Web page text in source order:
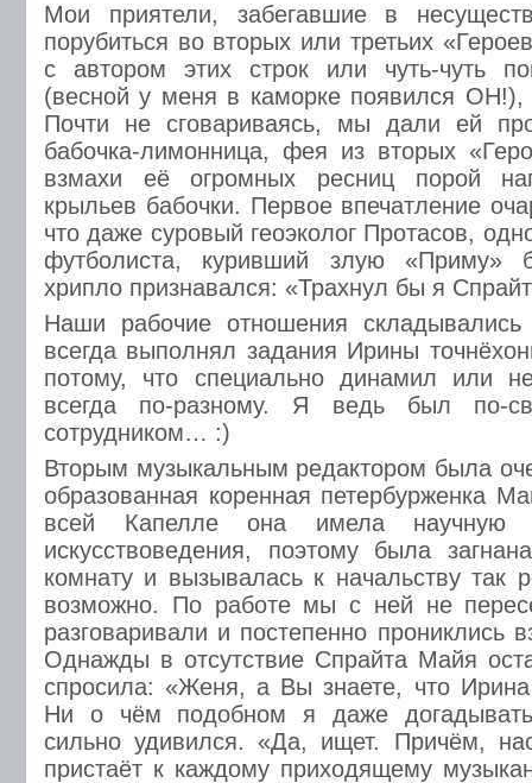
Мои приятели, забегавшие в
порубиться во вторых или третьих
с автором этих строк или чуть-чуть
(весной у меня в каморке появился ОН!),
Почти не сговариваясь, мы дали ей
бабочка-лимонница, фея из вторых
взмахи её огромных ресниц порой
крыльев бабочки. Первое впечатление
что даже суровый геоэколог Протасов,
футболиста, куривший злую «Приму»
хрипло признавался: «Трахнул бы я
Наши рабочие отношения
всегда выполнял задания Ирины
потому, что специально динамил или
всегда по-разному. Я ведь был по-
сотрудником… :)
Вторым музыкальным редактором была
образованная коренная петербурженка
всей Капелле она имела научную
искусствоведения, поэтому была
комнату и вызывалась к начальству так
возможно. По работе мы с ней не
разговаривали и постепенно прониклись
Однажды в отсутствие Спрайта Майя
спросила: «Женя, а Вы знаете, что
Ни о чём подобном я даже
сильно удивился. «Да, ищет. Причём,
пристаёт к каждому приходящему